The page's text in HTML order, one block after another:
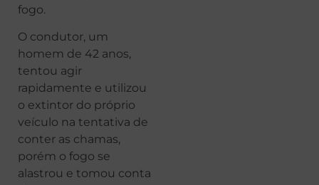
fogo.
O condutor, um
homem de 42 anos,
tentou agir
rapidamente e utilizou
o extintor do próprio
veículo na tentativa de
conter as chamas,
porém o fogo se
alastrou e tomou conta